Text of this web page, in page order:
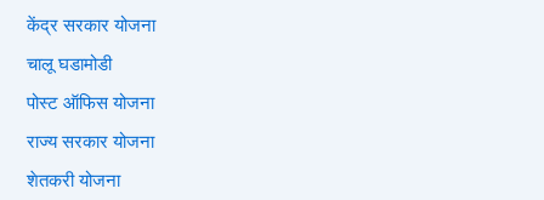
केंद्र सरकार योजना
चालू घडामोडी
पोस्ट ऑफिस योजना
राज्य सरकार योजना
शेतकरी योजना